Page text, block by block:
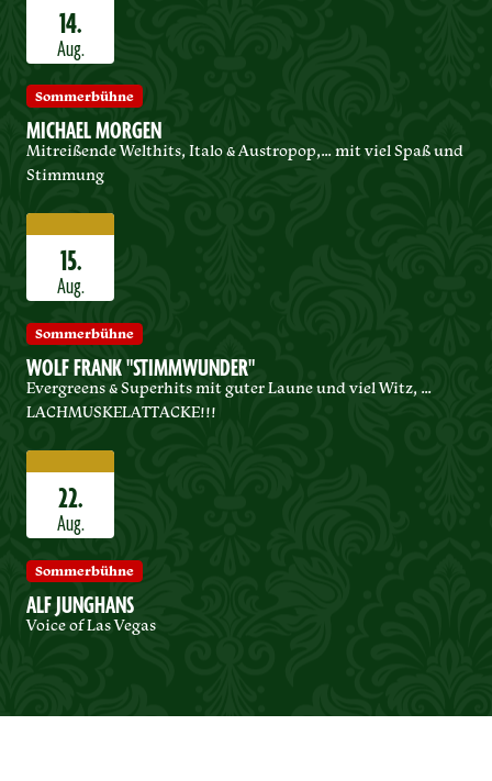
14.
Aug.
Sommerbühne
MICHAEL MORGEN
Mitreißende Welthits, Italo & Austropop,… mit viel Spaß und
Stimmung
15.
Aug.
Sommerbühne
WOLF FRANK "STIMMWUNDER"
Evergreens & Superhits mit guter Laune und viel Witz, …
LACHMUSKELATTACKE!!!
22.
Aug.
Sommerbühne
ALF JUNGHANS
Voice of Las Vegas